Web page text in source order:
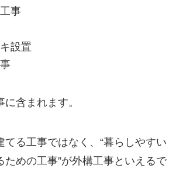
事
設置
含まれます。
てる工事ではなく、“暮らしやすい
ための工事”が外構工事といえるで